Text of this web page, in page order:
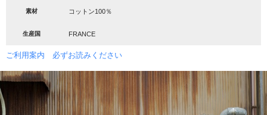
素材 コットン100％
生産国 FRANCE
ご利用案内 必ずお読みください